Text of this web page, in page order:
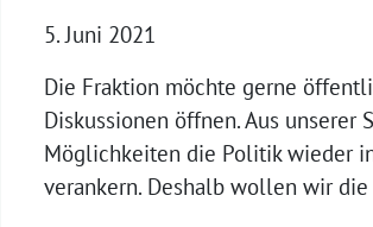
5. Juni 2021
Die Fraktion möchte gerne
Diskussionen öffnen. Aus unserer
Möglichkeiten die Politik wieder
verankern. Deshalb wollen wir